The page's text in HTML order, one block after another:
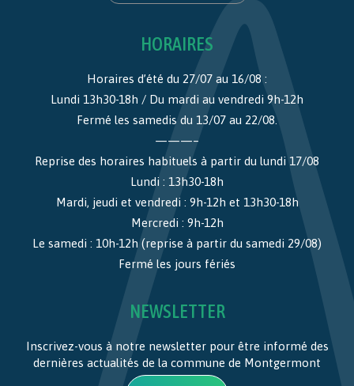
HORAIRES
Horaires d’été du 27/07 au 16/08 :
Lundi 13h30-18h / Du mardi au vendredi 9h-12h
Fermé les samedis du 13/07 au 22/08.
———–
Reprise des horaires habituels à partir du lundi 17/08
Lundi : 13h30-18h
Mardi, jeudi et vendredi : 9h-12h et 13h30-18h
Mercredi : 9h-12h
Le samedi : 10h-12h (reprise à partir du samedi 29/08)
Fermé les jours fériés
NEWSLETTER
Inscrivez-vous à notre newsletter pour être informé des
dernières actualités de la commune de Montgermont